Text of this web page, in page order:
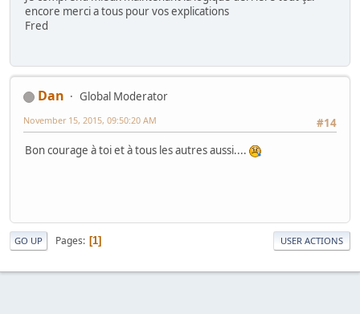
encore merci a tous pour vos explications
Fred
Dan
Global Moderator
#14
November 15, 2015, 09:50:20 AM
Bon courage à toi et à tous les autres aussi....
GO UP Pages 1 USER ACTIONS